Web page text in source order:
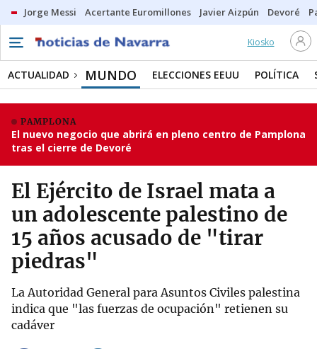
Jorge Messi Acertante Euromillones Javier Aizpún Devoré
Kiosko
ACTUALIDAD MUNDO ELECCIONES EEUU POLÍTICA
PAMPLONA
El nuevo negocio que abrirá en pleno centro de Pamplona
tras el cierre de Devoré
El Ejército de Israel mata a
un adolescente palestino de
15 años acusado de "tirar
piedras"
La Autoridad General para Asuntos Civiles palestina
indica que "las fuerzas de ocupación" retienen su
cadáver